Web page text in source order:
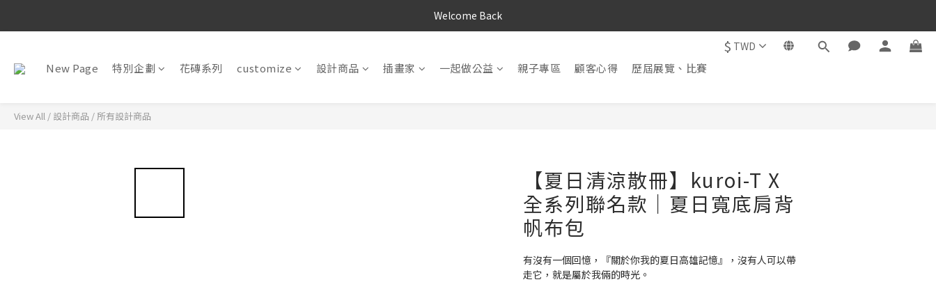
Welcome Back
$ TWD
New Page 特別企劃 花磚系列 customize 設計商品 插畫家 一起做公益 親子專區 顧客心得 歷屆展覽、比賽
View All / 設計商品 / 所有設計商品
【夏日清涼散冊】kuroi-T X
全系列聯名款｜夏日寬底肩背
帆布包
有沒有一個回憶，『關於你我的夏日高雄記憶』，沒有人可以帶
走它，就是屬於我倆的時光。